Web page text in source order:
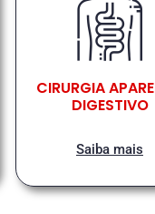
CIRURGIA
DIGESTIVO
Saiba mais